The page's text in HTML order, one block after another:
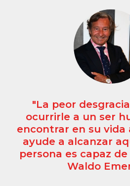
que puede
es no
a nadie, que le
que esa
lograr" (Ralph